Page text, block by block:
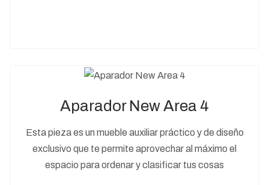
Aparador New Area 4
Esta pieza es un mueble auxiliar práctico y de diseño
exclusivo que te permite aprovechar al máximo el
espacio para ordenar y clasificar tus cosas